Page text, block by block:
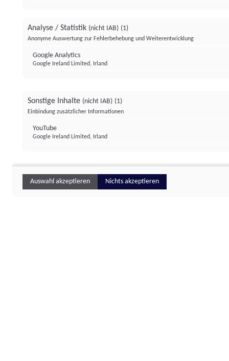
Analyse / Statistik (nicht IAB) (1)
Anonyme Auswertung zur Fehlerbehebung und Weiterentwicklung
Google Analytics
Google Ireland Limited, Irland
Sonstige Inhalte (nicht IAB) (1)
Einbindung zusätzlicher Informationen
YouTube
Google Ireland Limited, Irland
Auswahl akzeptieren Nichts akzeptieren